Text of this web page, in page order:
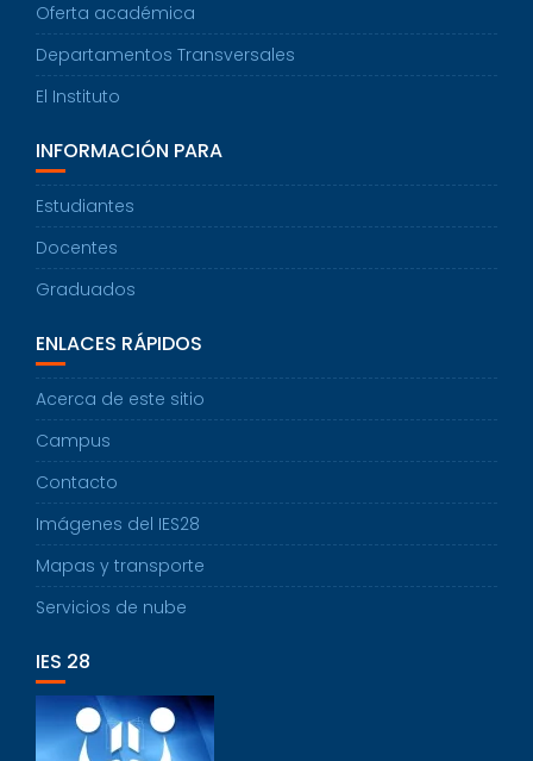
Oferta académica
Departamentos Transversales
El Instituto
INFORMACIÓN PARA
Estudiantes
Docentes
Graduados
ENLACES RÁPIDOS
Acerca de este sitio
Campus
Contacto
Imágenes del IES28
Mapas y transporte
Servicios de nube
IES 28